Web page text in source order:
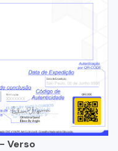
Verso